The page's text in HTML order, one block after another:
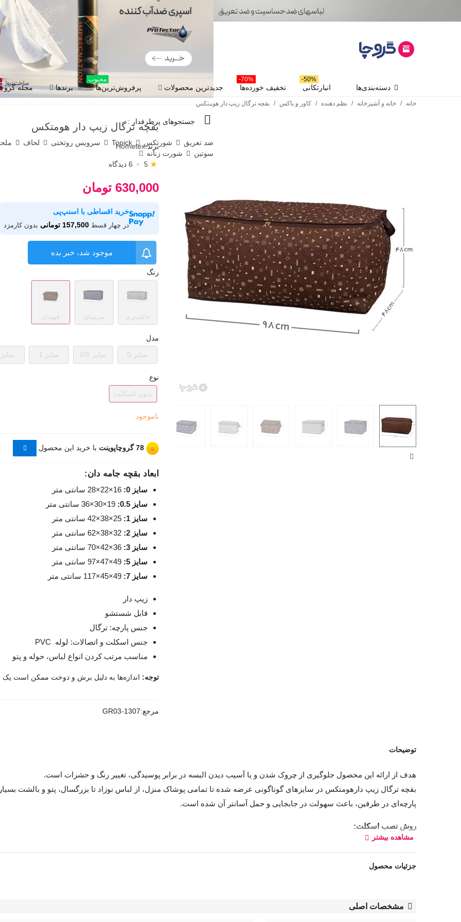
جستجوهای پرطرفدار :
ضد تعریق شورتکس Topick سرویس روتختی لحاف
سوتین
شورت زنانه
دسته‌بندی‌ها انبارتکانی
50%-
تخفیف خورده‌ها
70%-
جدیدترین محصولات پرفروش‌ترین‌ها
محبوب
برندها مجله
خانه / خانه و آشپزخانه / نظم دهنده / کاور و باکس / بقچه ترگال زیپ دار هومتکس
بقچه ترگال زیپ دار هومتکس
برند:Hometex
5 ★ 6 دیدگاه
630,000 تومان
خرید اقساطی با اسنپ‌پی
در چهار قسط 157,500 تومانی بدون کارمزد
موجود شد، خبر بده
رنگ
خاکستری سرمه‌ای قهوه‌ای
مدل
سایز 0
سایز 0/5 سایز 1 سایز 2
نوع
بدون اسکلت
ناموجود
78گروچاپوینت با خرید این محصول
ابعاد بقچه جامه دان:
سایز 0:
16×22×28 سانتی متر
سایز 0.5
: 19×30×36 سانتی متر
سایز 1 : 25×38×42 سانتی متر
سایز 2 : 32×38×62 سانتی متر
سایز 3 : 36×42×70 سانتی متر
سایز 5 : 49×47×97 سانتی متر
سایز 7 : 49×45×117 سانتی متر
زیپ دار
قابل شستشو
جنس پارچه: ترگال
جنس اسکلت و اتصالات: لوله
مناسب مرتب کردن انواع لباس، حوله و پتو
توجه: اندازه‌ها به دلیل برش و دوخت ممکن است یک
مرجع:GR03-1307
توضیحات
هدف از ارائه این محصول جلوگیری از چروک شدن و یا آسیب دیدن البسه در برابر پوسیدگی، تغییر رنگ و حشرات است.
بقچه ترگال زیپ دارهومتکس در سایزهای گوناگونی عرضه شده تا تمامی پوشاک منزل، از لباس نوزاد تا بزرگسال، پتو و بالشت
پارچه‌ای در طرفین، باعث سهولت در جابجایی و حمل آسانتر آن شده است.
روش نصب اسکلت:
مشاهده بیشتر
جزئیات محصول
مشخصات اصلی